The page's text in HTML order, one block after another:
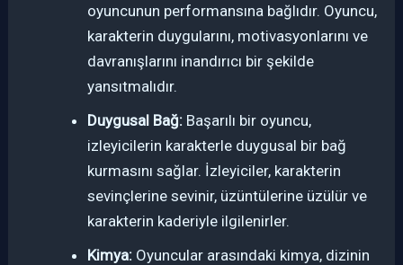
oyuncunun performansına bağlıdır. Oyuncu,
karakterin duygularını, motivasyonlarını ve
davranışlarını inandırıcı bir şekilde
yansıtmalıdır.
Duygusal Bağ: Başarılı bir oyuncu,
izleyicilerin karakterle duygusal bir bağ
kurmasını sağlar. İzleyiciler, karakterin
sevinçlerine sevinir, üzüntülerine üzülür ve
karakterin kaderiyle ilgilenirler.
Kimya: Oyuncular arasındaki kimya, dizinin